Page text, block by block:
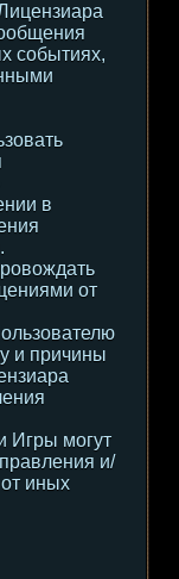
событиях,
в
от
и причины
Игры могут
и/
иных